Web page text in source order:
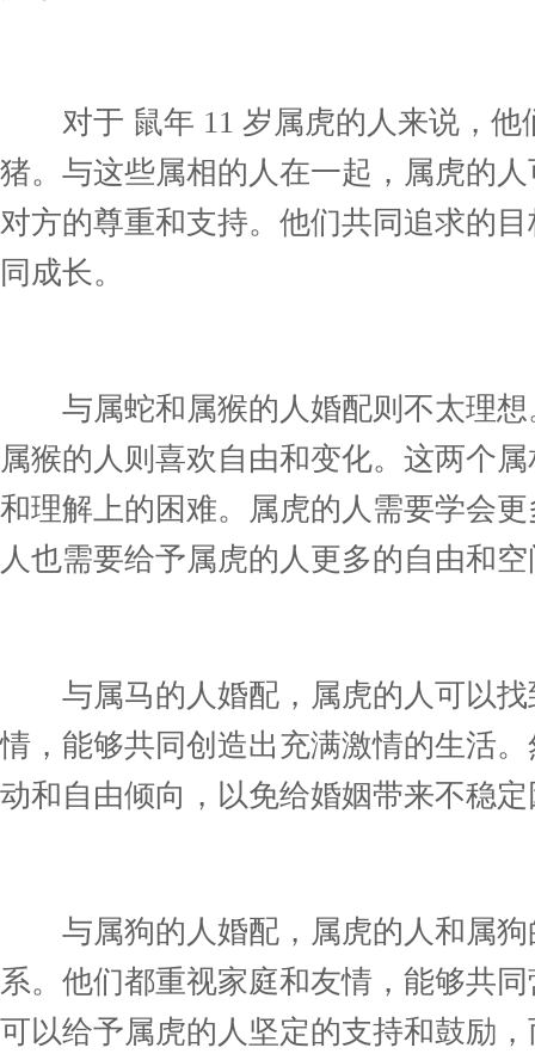
对于 鼠年 11 岁属虎的人来说，他
猪。与这些属相的人在一起，属虎的
对方的尊重和支持。他们共同追求的
同成长。
与属蛇和属猴的人婚配则不太理想
属猴的人则喜欢自由和变化。这两个
和理解上的困难。属虎的人需要学会
人也需要给予属虎的人更多的自由和
与属马的人婚配，属虎的人可以找
情，能够共同创造出充满激情的生活
动和自由倾向，以免给婚姻带来不稳
与属狗的人婚配，属虎的人和属狗
系。他们都重视家庭和友情，能够共
可以给予属虎的人坚定的支持和鼓励